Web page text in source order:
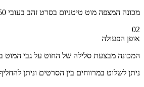
מכונה המצפה מוט טיטניום בסרט זהב בעובי 50 מיקרון.
02
אופן הפעולה
המכונה מבצעת סלילה של החוט על גבי המוט
ניתן לשלוט במרווחים בין הסרטים וניתן